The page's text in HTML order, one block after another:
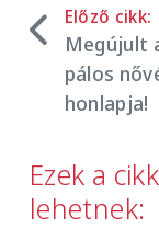
Előző cikk:
Megújult
pálos
honlapja!
Ezek a
lehetnek: